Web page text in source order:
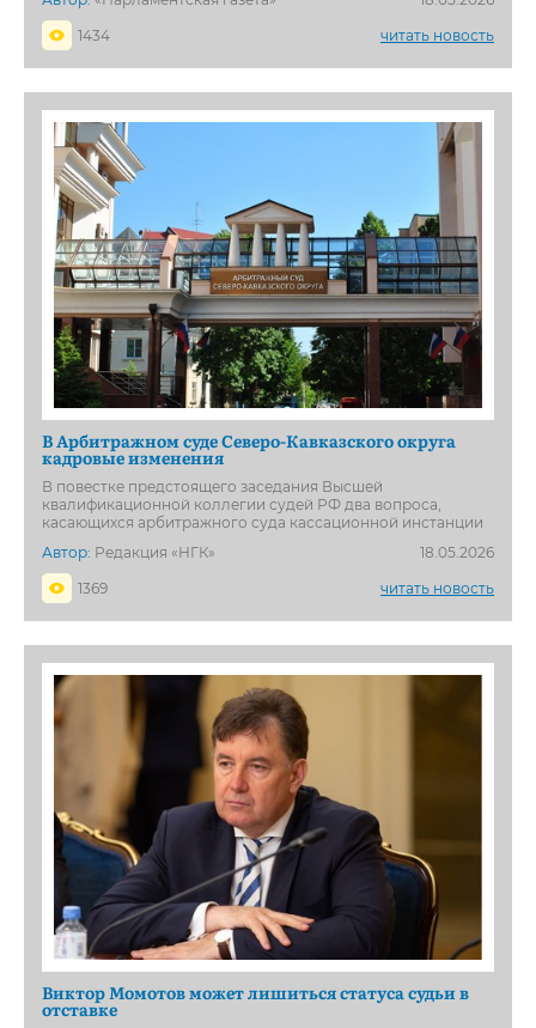
1434
читать новость
В Арбитражном суде Северо-Кавказского округа
кадровые изменения
В повестке предстоящего заседания Высшей
квалификационной коллегии судей РФ два вопроса,
касающихся арбитражного суда кассационной инстанции
Автор: Редакция «НГК»
18.05.2026
1369
читать новость
Виктор Момотов может лишиться статуса судьи в
отставке